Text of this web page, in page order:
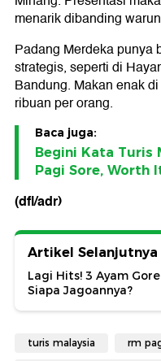
menarik dibanding
Padang Merdeka punya
strategis, seperti di
Bandung. Makan enak
ribuan per orang.
Baca juga:
Begini Kata Turis
Pagi Sore, Worth
(dfl/adr)
Artikel Selanjutnya
Lagi Hits! 3 Ayam
Siapa Jagoannya?
turis malaysia rm